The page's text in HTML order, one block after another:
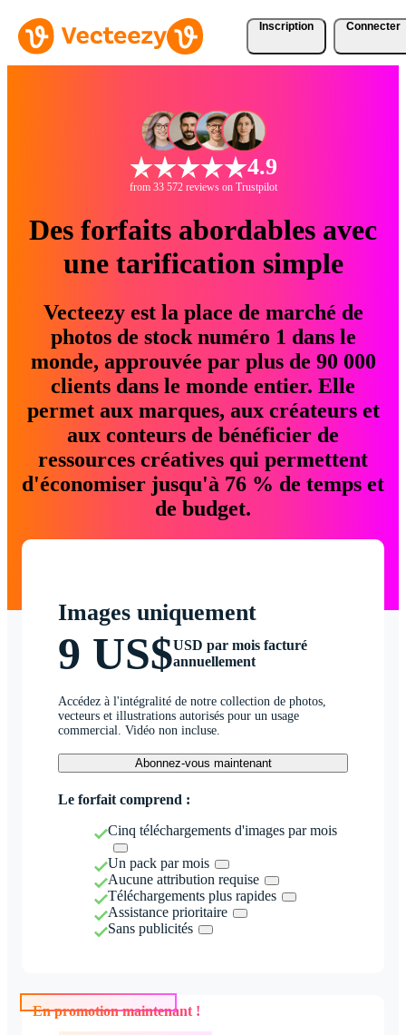
Inscription Connecter
4.9
from 33 572 reviews on Trustpilot
Des forfaits abordables avec
une tarification simple
Vecteezy est la place de marché de
photos de stock numéro 1 dans le
monde, approuvée par plus de 90 000
clients dans le monde entier. Elle
permet aux marques, aux créateurs et
aux conteurs de bénéficier de
ressources créatives qui permettent
d'économiser jusqu'à 76 % de temps et
de budget.
Images uniquement
9 US$USD par mois facturé
annuellement
Accédez à l'intégralité de notre collection de photos,
vecteurs et illustrations autorisés pour un usage
commercial. Vidéo non incluse.
Abonnez-vous maintenant
Le forfait comprend :
Cinq téléchargements d'images par mois
Un pack par mois
Aucune attribution requise
Téléchargements plus rapides
Assistance prioritaire
Sans publicités
En promotion maintenant !